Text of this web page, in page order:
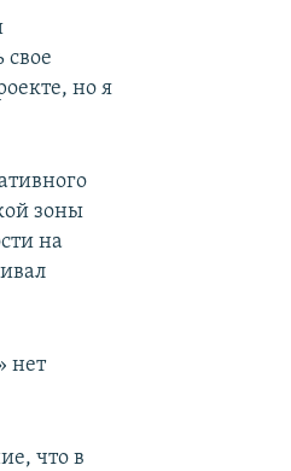
но я
зоны
на
нет
что в